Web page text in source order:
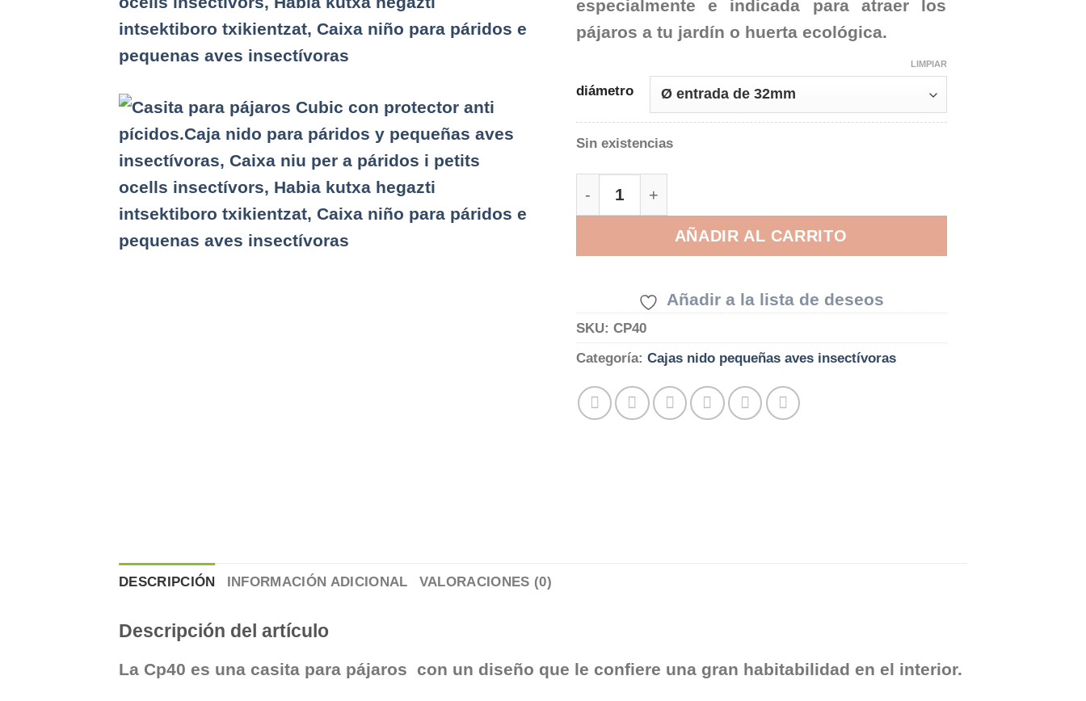
especialmente e indicada para atraer los
pájaros a tu jardín o huerta ecológica.
diámetro
LIMPIAR
Sin existencias
Caja nido Cubic para aves cantidad
AÑADIR AL CARRITO
Añadir a la lista de deseos
SKU: CP40
Categoría: Cajas nido pequeñas aves insectívoras
DESCRIPCIÓN INFORMACIÓN ADICIONAL VALORACIONES (0)
Descripción del artículo
La Cp40 es una casita para pájaros con un diseño que le confiere una gran habitabilidad en el interior.